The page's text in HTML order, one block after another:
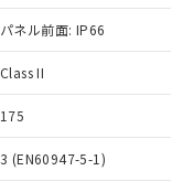
パネル前面: IP66
Class II
175
3 (EN60947-5-1)
スト作成サー
は、I-Web
いる必要が
上で当社にご
いて、当社
、当社の製
より、予定
ード
。
いて有害物
刻な影響を
部門へお問
また当社は、
る関係者が違
る場合は、取
庫状況の
機種